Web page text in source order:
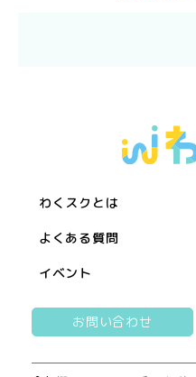
わくスクとは
よくある質問
イベント
お問い合わせ